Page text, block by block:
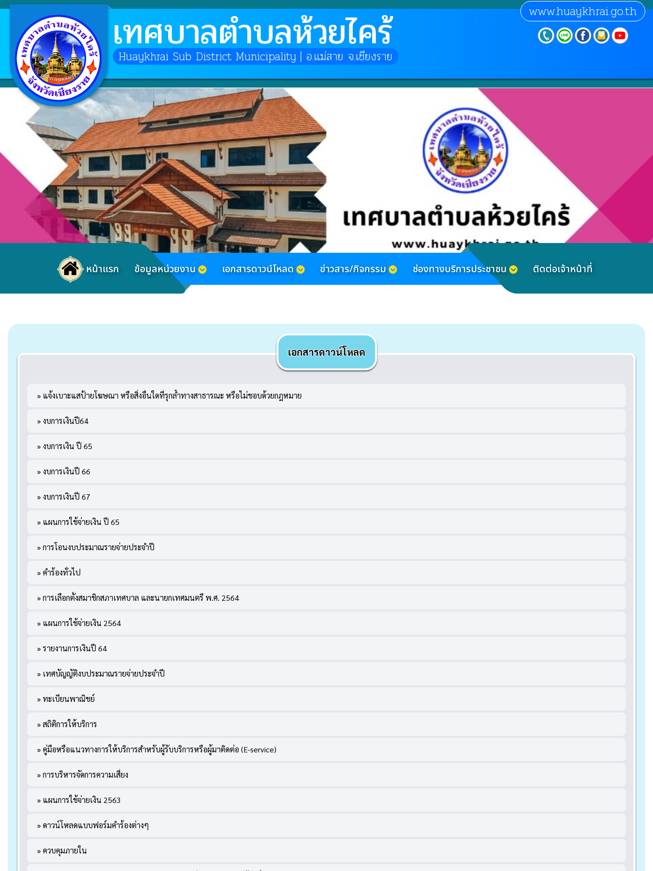
เทศบาลตำบลห้วยไคร้
Huaykhrai Sub District Municipality | อ.แม่สาย จ.เชียงราย
www.huaykhrai.go.th
หน้าแรก ข้อมูลหน่วยงาน เอกสารดาวน์โหลด ข่าวสาร/กิจกรรม ช่องทางบริการประชาชน ติดต่อเจ้าหน้าที่
เอกสารดาวน์โหลด
» แจ้งเบาะแสป้ายโฆษณา หรือสิ่งอื่นใดที่รุกล้ำทางสาธารณะ หรือไม่ชอบด้วยกฎหมาย
» งบการเงินปี64
» งบการเงิน ปี 65
» งบการเงินปี 66
» งบการเงินปี 67
» แผนการใช้จ่ายเงิน ปี 65
» การโอนงบประมาณรายจ่ายประจำปี
» คำร้องทั่วไป
» การเลือกตั้งสมาชิกสภาเทศบาล และนายกเทศมนตรี พ.ศ. 2564
» แผนการใช้จ่ายเงิน 2564
» รายงานการเงินปี 64
» เทศบัญญัติงบประมาณรายจ่ายประจำปี
» ทะเบียนพาณิชย์
» สถิติการให้บริการ
» คู่มือหรือแนวทางการให้บริการสำหรับผู้รับบริการหรือผู้มาติดต่อ (E-service)
» การบริหารจัดการความเสี่ยง
» แผนการใช้จ่ายเงิน 2563
» ดาวน์โหลดแบบฟอร์มคำร้องต่างๆ
» ควบคุมภายใน